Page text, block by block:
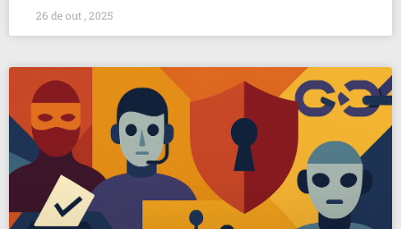
26 de out , 2025